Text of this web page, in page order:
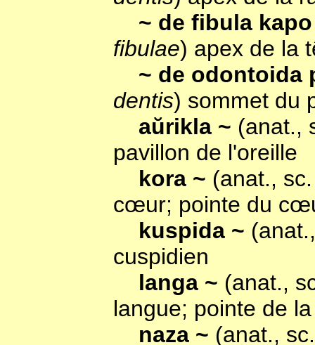
~ de fibula
fibulae) apex de la
~ de odontoida
dentis) sommet du
aŭrikla ~ (anat.,
pavillon de l'oreille
kora ~ (anat.,
cœur; pointe du
kuspida ~
cuspidien
langa ~ (anat.,
langue; pointe de
naza ~ (anat.,